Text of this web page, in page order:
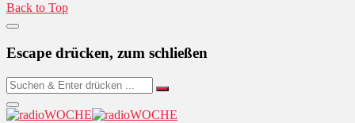
Back to Top
Escape drücken, zum schließen